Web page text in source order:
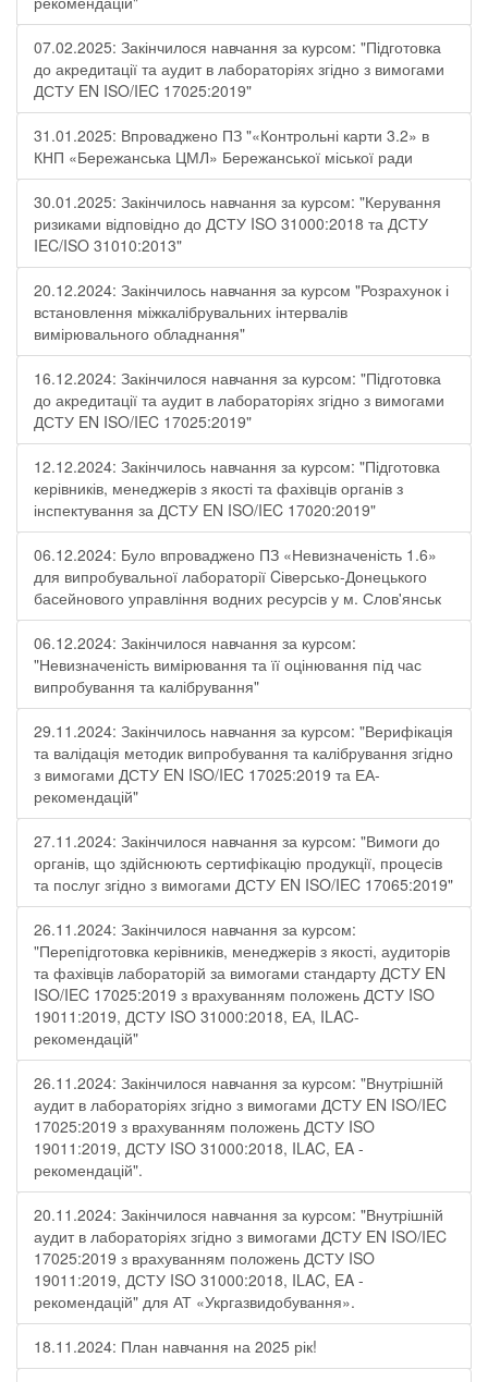
07.02.2025: Закінчилося навчання за курсом: "Підготовка
до акредитації та аудит в лабораторіях згідно з вимогами
ДСТУ EN ISO/IEC 17025:2019"
31.01.2025: Впроваджено ПЗ "«Контрольні карти 3.2» в
КНП «Бережанська ЦМЛ» Бережанської міської ради
30.01.2025: Закінчилось навчання за курсом: "Керування
ризиками відповідно до ДСТУ ISO 31000:2018 та ДСТУ
IEC/ISO 31010:2013"
20.12.2024: Закінчилось навчання за курсом "Розрахунок і
встановлення міжкалібрувальних інтервалів
вимірювального обладнання"
16.12.2024: Закінчилося навчання за курсом: "Підготовка
до акредитації та аудит в лабораторіях згідно з вимогами
ДСТУ EN ISO/IEC 17025:2019"
12.12.2024: Закінчилось навчання за курсом: "Підготовка
керівників, менеджерів з якості та фахівців органів з
інспектування за ДСТУ EN ISO/IEC 17020:2019"
06.12.2024: Було впроваджено ПЗ «Невизначеність 1.6»
для випробувальної лабораторії Cіверсько-Донецького
басейнового управління водних ресурсів у м. Слов'янськ
06.12.2024: Закінчилося навчання за курсом:
"Невизначеність вимірювання та її оцінювання під час
випробування та калібрування"
29.11.2024: Закінчилось навчання за курсом: "Верифікація
та валідація методик випробування та калібрування згідно
з вимогами ДСТУ EN ISO/IEC 17025:2019 та ЕА-
рекомендацій"
27.11.2024: Закінчилося навчання за курсом: "Вимоги до
органів, що здійснюють сертифікацію продукції, процесів
та послуг згідно з вимогами ДСТУ EN ISO/IEC 17065:2019"
26.11.2024: Закінчилося навчання за курсом:
"Перепідготовка керівників, менеджерів з якості, аудиторів
та фахівців лабораторій за вимогами стандарту ДСТУ EN
ISO/IEC 17025:2019 з врахуванням положень ДСТУ ISO
19011:2019, ДСТУ ISO 31000:2018, ЕА, ILAC-
рекомендацій"
26.11.2024: Закінчилося навчання за курсом: "Внутрішній
аудит в лабораторіях згідно з вимогами ДСТУ EN ISO/IEC
17025:2019 з врахуванням положень ДСТУ ISO
19011:2019, ДСТУ ISO 31000:2018, ILAC, EA -
рекомендацій".
20.11.2024: Закінчилося навчання за курсом: "Внутрішній
аудит в лабораторіях згідно з вимогами ДСТУ EN ISO/IEC
17025:2019 з врахуванням положень ДСТУ ISO
19011:2019, ДСТУ ISO 31000:2018, ILAC, EA -
рекомендацій" для АТ «Укргазвидобування».
18.11.2024: План навчання на 2025 рік!